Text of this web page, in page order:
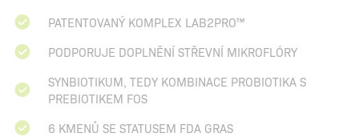
PATENTOVANÝ KOMPLEX LAB2PRO™
PODPORUJE DOPLNĚNÍ STŘEVNÍ MIKROFLÓRY
SYNBIOTIKUM, TEDY KOMBINACE PROBIOTIKA S
PREBIOTIKEM FOS
6 KMENŮ SE STATUSEM FDA GRAS